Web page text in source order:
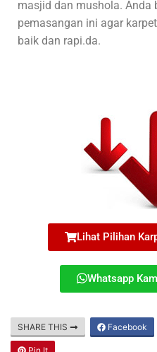
masjid dan mushola. Anda
pemasangan ini agar
baik dan rapi.da.
Lihat Pilihan
Whatsapp
SHARE THIS Facebook